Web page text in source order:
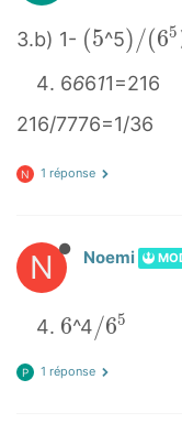
3.b) 1- (
(
5
(5^5)
(
6
6
)/(65
66611=216
216/7776=1/36
N 1 réponse
N Noemi
6
6^4/
5
/65
P 1 réponse